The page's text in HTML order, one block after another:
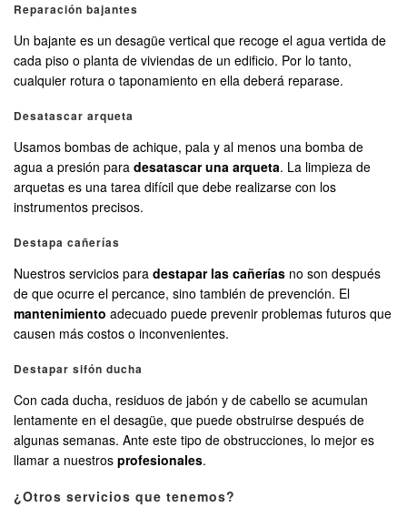
Reparación bajantes
Un bajante es un desagüe vertical que recoge el agua vertida de
cada piso o planta de viviendas de un edificio. Por lo tanto,
cualquier rotura o taponamiento en ella deberá reparase.
Desatascar arqueta
Usamos bombas de achique, pala y al menos una bomba de
agua a presión para desatascar una arqueta. La limpieza de
arquetas es una tarea difícil que debe realizarse con los
instrumentos precisos.
Destapa cañerías
Nuestros servicios para destapar las cañerías no son después
de que ocurre el percance, sino también de prevención. El
mantenimiento adecuado puede prevenir problemas futuros que
causen más costos o inconvenientes.
Destapar sifón ducha
Con cada ducha, residuos de jabón y de cabello se acumulan
lentamente en el desagüe, que puede obstruirse después de
algunas semanas. Ante este tipo de obstrucciones, lo mejor es
llamar a nuestros profesionales.
¿Otros servicios que tenemos?